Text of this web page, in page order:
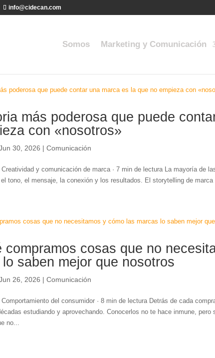
info@cidecan.com
Somos Marketing y Comunicación
más poderosa que puede
con «nosotros»
30, 2026 |Comunicación
Creatividad y comunicación de marca · 7 min de lectura La mayoría de
el tono, el mensaje, la conexión y los resultados. El storytelling de
compramos cosas que no
saben mejor que nosotros
26, 2026 |Comunicación
Comportamiento del consumidor · 8 min de lectura Detrás de cada
estudiando y aprovechando. Conocerlos no te hace inmune,
no...